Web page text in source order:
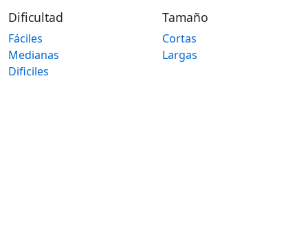
Dificultad
Fáciles
Medianas
Dificiles
Tamaño
Cortas
Largas